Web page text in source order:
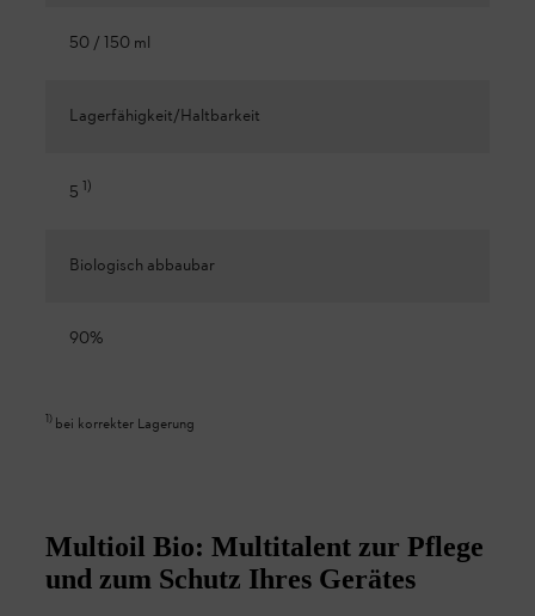
50 / 150 ml
Lagerfähigkeit/Haltbarkeit
5 1)
Biologisch abbaubar
90%
1) bei korrekter Lagerung
Multioil Bio: Multitalent zur Pflege
und zum Schutz Ihres Gerätes